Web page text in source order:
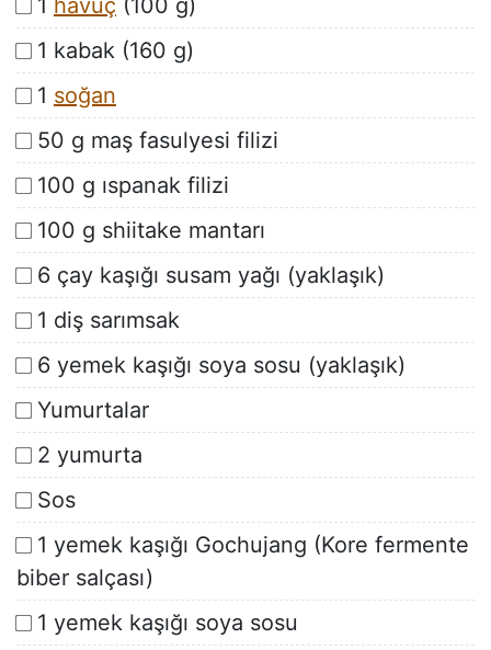
1 havuç (100 g)
1 kabak (160 g)
1 soğan
50 g maş fasulyesi filizi
100 g ıspanak filizi
100 g shiitake mantarı
6 çay kaşığı susam yağı (yaklaşık)
1 diş sarımsak
6 yemek kaşığı soya sosu (yaklaşık)
Yumurtalar
2 yumurta
Sos
1 yemek kaşığı Gochujang (Kore fermente
biber salçası)
1 yemek kaşığı soya sosu